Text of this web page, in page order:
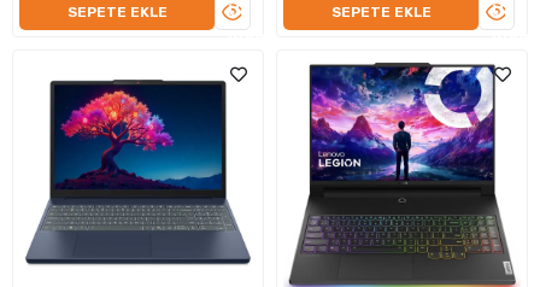
SEPETE EKLE
ÜRÜNÜ
SEPETE EKLE